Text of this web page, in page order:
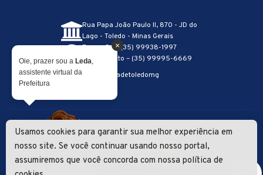
Rua Papa João Paulo II, 870 - JD do
Lago - Toledo - Minas Gerais
Recepção – (35) 99938-1997
Atendimento – (35) 99995-6669
@prefeituradetoledomg
Lei Geral de Proteção de Dados Política de Privacidade
Desenvolvimento
×
Oie, prazer sou a Leda,
assistente virtual da
Prefeitura
Usamos cookies para garantir sua melhor experiência em
nosso site. Se você continuar usando nosso portal,
assumiremos que você concorda com nossa política de